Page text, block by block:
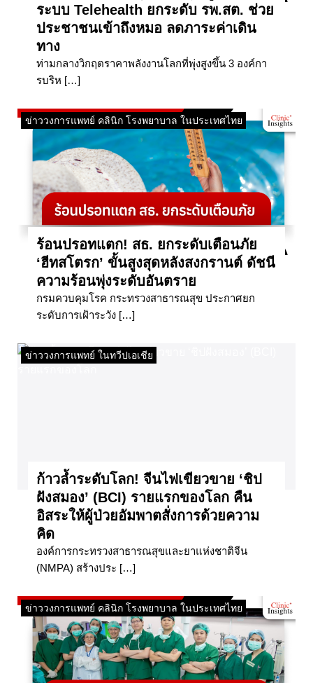
ระบบ Telehealth ยกระดับ รพ.สต. ช่วย
ประชาชนเข้าถึงหมอ ลดภาระค่าเดิน
ทาง
ท่ามกลางวิกฤตราคาพลังงานโลกที่พุ่งสูงขึ้น 3 องค์กา
รบริห […]
ข่าววงการแพทย์ คลินิก โรงพยาบาล ในประเทศไทย
ร้อนปรอทแตก! สธ. ยกระดับเตือนภัย
‘ฮีทสโตรก’ ขั้นสูงสุดหลังสงกรานต์ ดัชนี
ความร้อนพุ่งระดับอันตราย
กรมควบคุมโรค กระทรวงสาธารณสุข ประกาศยก
ระดับการเฝ้าระวัง […]
ข่าววงการแพทย์ ในทวีปเอเชีย
ก้าวล้ำระดับโลก! จีนไฟเขียวขาย ‘ชิป
ฝังสมอง’ (BCI) รายแรกของโลก คืน
อิสระให้ผู้ป่วยอัมพาตสั่งการด้วยความ
คิด
องค์การกระทรวงสาธารณสุขและยาแห่งชาติจีน
(NMPA) สร้างประ […]
ข่าววงการแพทย์ คลินิก โรงพยาบาล ในประเทศไทย